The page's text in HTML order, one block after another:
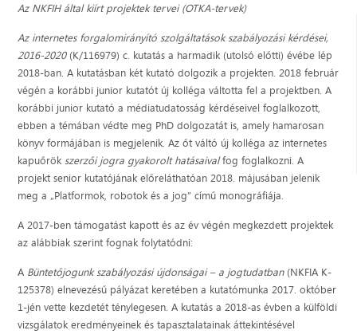
Az NKFIH által kiírt projektek tervei (OTKA-tervek)
Az internetes forgalomirányító szolgáltatások szabályozási kérdései,
2016-2020 (K/116979) c. kutatás a harmadik (utolsó előtti) évébe lép
2018-ban. A kutatásban két kutató dolgozik a projekten. 2018 február
végén a korábbi junior kutatót új kolléga váltotta fel a projektben. A
korábbi junior kutató a médiatudatosság kérdéseivel foglalkozott,
ebben a témában védte meg PhD dolgozatát is, amely hamarosan
könyv formájában is megjelenik. Az őt váltó új kolléga az internetes
kapuőrökszerzői jogra gyakorolt hatásaivalfog foglalkozni. A
projekt senior kutatójának előreláthatóan 2018. májusában jelenik
meg a „Platformok, robotok és a jog” című monográfiája.
A 2017-ben támogatást kapott és az év végén megkezdett projektek
az alábbiak szerint fognak folytatódni:
A Büntetőjogunk szabályozási újdonságai – a jogtudatban (NKFIA K-
125378) elnevezésű pályázat keretében a kutatómunka 2017. október
1-jén vette kezdetét ténylegesen. A kutatás a 2018-as évben a külföldi
vizsgálatok eredményeinek és tapasztalatainak áttekintésével